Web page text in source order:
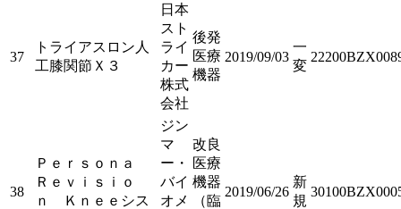
37
トライアスロン人
工膝関節Ｘ３
日本
スト
ライ
カー
株式
会社
後発
医療
機器
2019/09/03
一
変
38
Ｐｅｒｓｏｎａ
Ｒｅｖｉｓｉｏ
ｎ Ｋｎｅｅシス
ジン
マ
ー・
バイ
オメ
改良
医療
機器
（臨
2019/06/26
新
規